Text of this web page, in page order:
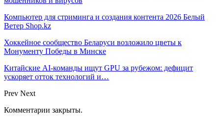
Компьютер для стриминга и создания контента 2026 Белый
Ветер Shop.kz
Хоккейное сообщество Беларуси возложило цветы к
Монументу Победы в Минске
Китайские AI-команды ищут GPU за рубежом: дефицит
ускоряет отток технологий и…
Prev Next
Комментарии закрыты.